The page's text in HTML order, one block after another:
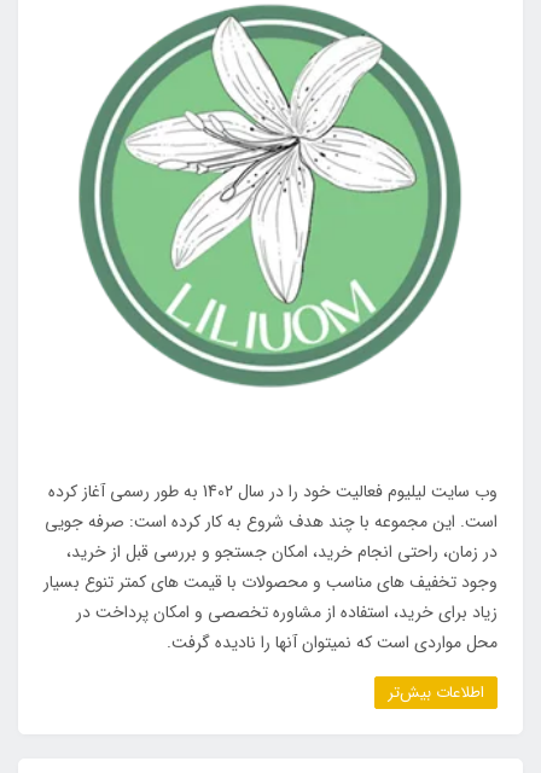
وب سایت لیلیوم فعالیت خود را در سال 1402 به طور رسمی آغاز کرده
است. این مجموعه با چند هدف شروع به کار کرده است: صرفه جویی
در زمان، راحتی انجام خرید، امکان جستجو و بررسی قبل از خرید،
وجود تخفیف های مناسب و محصولات با قیمت های کمتر تنوع بسیار
زیاد برای خرید، استفاده از مشاوره تخصصی و امکان پرداخت در
محل مواردی است که نمیتوان آنها را نادیده گرفت.
اطلاعات بیش‌تر